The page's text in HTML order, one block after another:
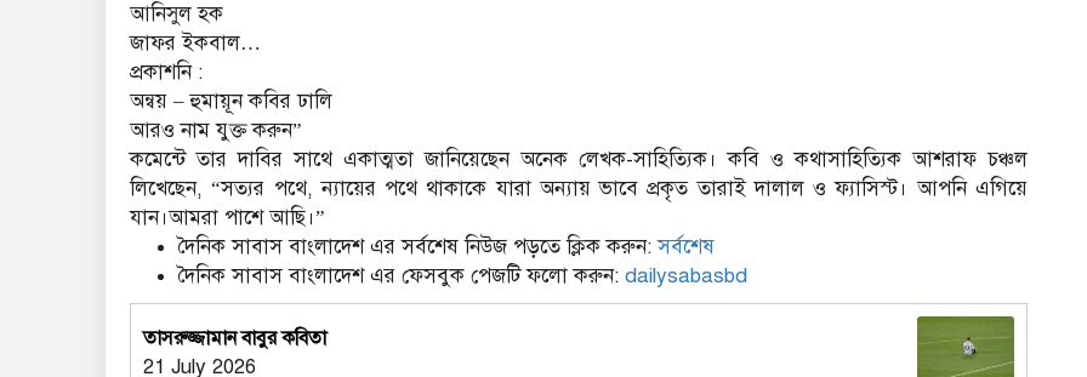
আনিসুল হক
জাফর ইকবাল…
প্রকাশনি :
অন্বয় – হুমায়ূন কবির ঢালি
আরও নাম যুক্ত করুন”
কমেন্টে তার দাবির সাথে একাত্মতা জানিয়েছেন অনেক লেখক-সাহিত্যিক। কবি ও কথাসাহিত্যিক আশরাফ চঞ্চল
লিখেছেন, “সত্যর পথে, ন্যায়ের পথে থাকাকে যারা অন্যায় ভাবে প্রকৃত তারাই দালাল ও ফ্যাসিস্ট। আপনি এগিয়ে
যান।আমরা পাশে আছি।”
দৈনিক সাবাস বাংলাদেশ এর সর্বশেষ নিউজ পড়তে ক্লিক করুন:সর্বশেষ
দৈনিক সাবাস বাংলাদেশ এর ফেসবুক পেজটি ফলো করুন: dailysabasbd
তাসরুজ্জামান বাবুর কবিতা
21 July 2026